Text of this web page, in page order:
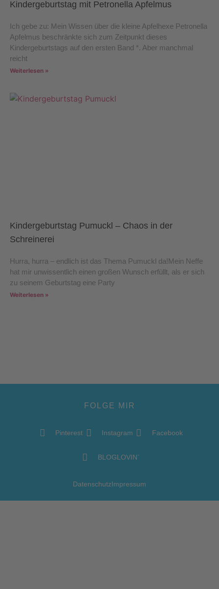
Kindergeburtstag mit Petronella Apfelmus
Ich gebe zu: Mein Wissen über die kleine Apfelhexe Petronella
Apfelmus beschränkte sich zum Zeitpunkt dieses
Kindergeburtstags auf den ersten Band *. Aber manchmal
reicht
Weiterlesen »
Kindergeburtstag Pumuckl – Chaos in der
Schreinerei
Hurra, hurra – endlich ist das Thema Pumuckl da!Mein Neffe
hat mir unwissentlich einen großen Wunsch erfüllt, als er sich
zu seinem Geburtstag eine Party
Weiterlesen »
FOLGE MIR
Pinterest Instagram Facebook
BLOGLOVIN`
DatenschutzImpressum